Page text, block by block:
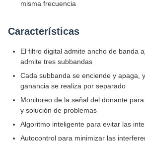
misma frecuencia
Características
El filtro digital admite ancho de banda
admite tres subbandas
Cada subbanda se enciende y apaga,
ganancia se realiza por separado
Monitoreo de la señal del donante
y solución de problemas
Algoritmo inteligente para evitar las
Autocontrol para minimizar las